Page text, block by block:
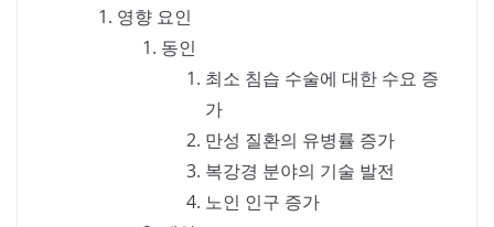
영향 요인
동인
최소 침습 수술에 대한 수요 증
가
만성 질환의 유병률 증가
복강경 분야의 기술 발전
노인 인구 증가